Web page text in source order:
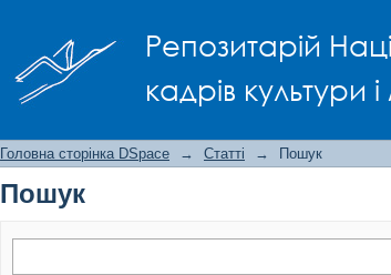
Репозитарій
кадрів культури
Головна сторінка DSpace → Статті → Пошук
Пошук